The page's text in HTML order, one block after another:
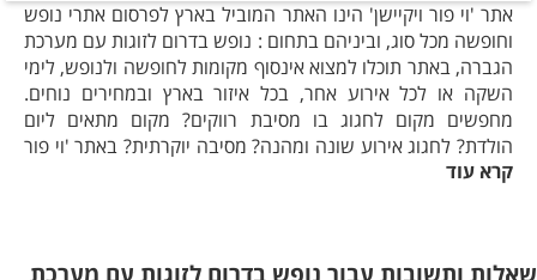
קרא עוד
אתר 'וי פור ויקיישן' הינו האתר המוביל בארץ לפרסום אתרי נופש
וחופשה מכל סוג, וביניהם בתחום : נופש בדרום לזוגות עם מערכת
הגברה, באתר תוכלו למצוא אינסוף מקומות לחופשה ולנופש, לימי
השקה או לכל אירוע אחר, בכל איזור בארץ ובמחירים נוחים.
מחפשים מקום לחגוג בו מסיבת רווקים? מקום מתאים ליום
הולדת? לחגוג אירוע שונה ומהנה? מסיבה יוקרתית? באתר 'וי פור
ויקיישן' תוכלו למצוא מגוון אדיר של אתרי נופש המאורגנים לפי
שאלות ותשובות עבור נופש בדרום לזוגות עם מערכת